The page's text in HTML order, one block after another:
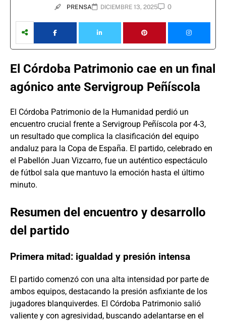
PRENSA DICIEMBRE 13, 2025 0
El Córdoba Patrimonio cae en un final
agónico ante Servigroup Peñíscola
El Córdoba Patrimonio de la Humanidad perdió un
encuentro crucial frente a Servigroup Peñíscola por 4-3,
un resultado que complica la clasificación del equipo
andaluz para la Copa de España. El partido, celebrado en
el Pabellón Juan Vizcarro, fue un auténtico espectáculo
de fútbol sala que mantuvo la emoción hasta el último
minuto.
Resumen del encuentro y desarrollo
del partido
Primera mitad: igualdad y presión intensa
El partido comenzó con una alta intensidad por parte de
ambos equipos, destacando la presión asfixiante de los
jugadores blanquiverdes. El Córdoba Patrimonio salió
valiente y con agresividad, buscando adelantarse en el